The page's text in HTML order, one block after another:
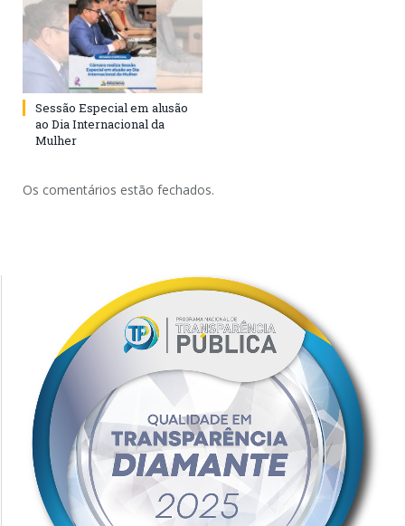
Sessão Especial em alusão
ao Dia Internacional da
Mulher
Os comentários estão fechados.